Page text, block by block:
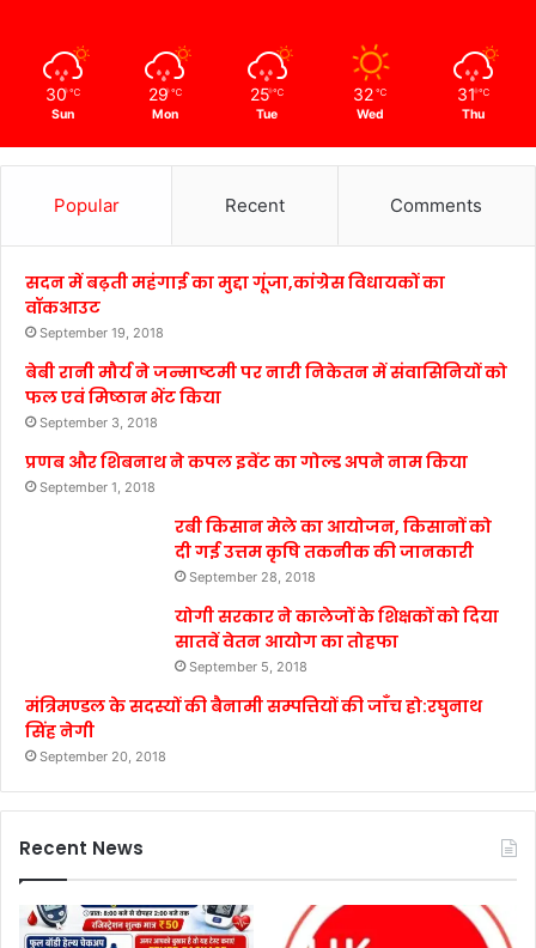
30 ℃
Sun
29 ℃
Mon
25 ℃
Tue
32 ℃
Wed
31 ℃
Thu
Popular Recent Comments
सदन में बढ़ती महंगाई का मुद्दा गूंजा,कांग्रेस विधायकों का
वॉकआउट
September 19, 2018
बेबी रानी मौर्य ने जन्माष्टमी पर नारी निकेतन में संवासिनियों को
फल एवं मिष्ठान भेंट किया
September 3, 2018
प्रणब और शिबनाथ ने कपल इवेंट का गोल्ड अपने नाम किया
September 1, 2018
रबी किसान मेले का आयोजन, किसानों को
दी गई उत्तम कृषि तकनीक की जानकारी
September 28, 2018
योगी सरकार ने कालेजों के शिक्षकों को दिया
सातवें वेतन आयोग का तोहफा
September 5, 2018
मंत्रिमण्डल के सदस्यों की बैनामी सम्पत्तियों की जाँच हो:रघुनाथ
सिंह नेगी
September 20, 2018
Recent News